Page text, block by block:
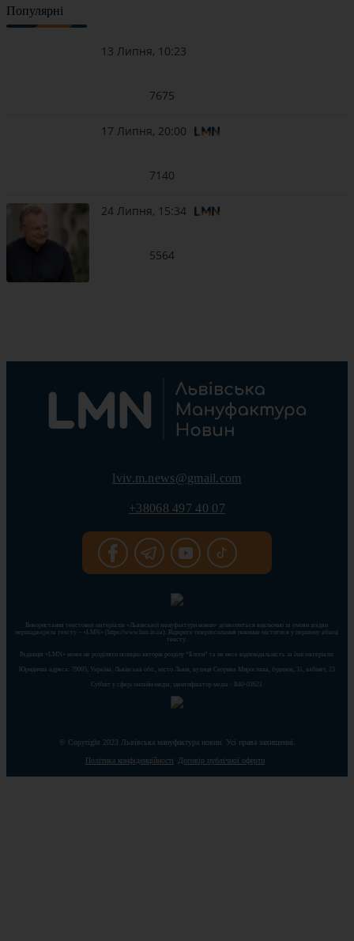
Популярні
13 Липня, 10:23
7675
17 Липня, 20:00
7140
24 Липня, 15:34
5564
lviv.m.news@gmail.com
+38068 497 40 07
Використання текстових матеріалів «Львівської мануфактури новин» дозволяється виключно за умови згадки
першоджерела тексту – «LMN» (https://www.lmn.in.ua). Відкрите гіперпосилання повинне міститися у першому абзаці
тексту.
Редакція «LMN» може не розділяти позицію авторів розділу “Блоги” та не несе відповідальність за їхні матеріали.
Юридична адреса: 79005, Україна, Львівська обл., місто Львів, вулиця Скорика Мирослава, будинок, 31, кабінет, 23
Cуб'єкт у сфері онлайн-медіа; ідентифікатор медіа - R40-03621
© Copyright 2023 Львівська мануфактура новин. Усі права захищенні.
Політика конфіденційності Договір публічної оферти